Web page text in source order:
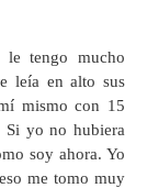
tengo mucho
leía en alto sus
mismo con 15
Si yo no hubiera
soy ahora. Yo
me tomo muy